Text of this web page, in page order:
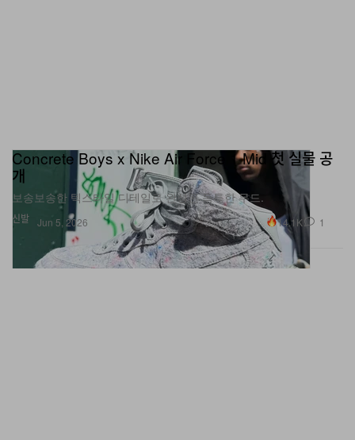
신발
Concrete Boys x Nike Air Force 1 Mid 첫 실물 공
개
보송보송한 텍스타일 디테일로 완성된 독특한 무드.
Jun 5, 2026 14.1K 1